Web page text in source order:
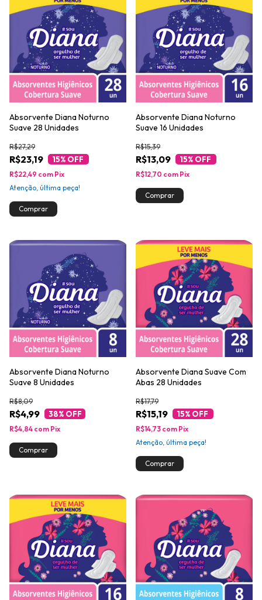
Absorvente Diana Noturno
Suave 28 Unidades
R$23,19
R$27,29
15% OFF
R$22,49 com Pix
Atenção, última peça!
Absorvente Diana Noturno
Suave 16 Unidades
R$13,09
R$15,39
15% OFF
R$12,70 com Pix
Absorvente Diana Noturno
Suave 8 Unidades
R$4,99
R$8,09
38% OFF
R$4,84 com Pix
Absorvente Diana Suave Com
Abas 28 Unidades
R$15,19
R$17,79
15% OFF
R$14,73 com Pix
Atenção, última peça!